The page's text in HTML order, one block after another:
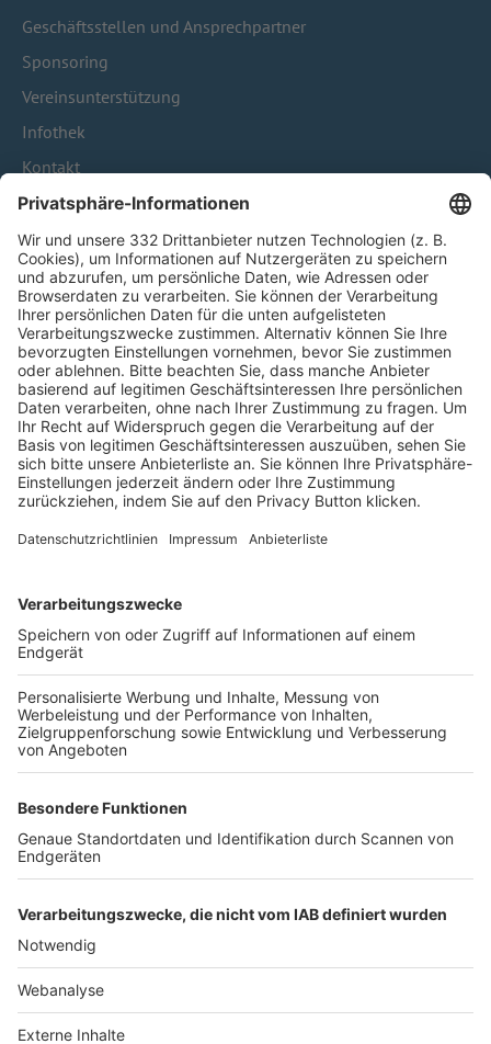
Geschäftsstellen und Ansprechpartner
Sponsoring
Vereinsunterstützung
Infothek
Kontakt
HÄUFIG BESUCHTE SEITEN
Pässe und Vereinswechsel
Trainerausbildung
Schulungsangebot Vereinsmitarbeiter
BFV-Geschäftsstellen
Trainerbörse
Login SpielPlus
FOLGE DEM BFV
TOP-VEREINE
TOP-PARTNER
Nutzungsbedingungen Datenschutz Impressum